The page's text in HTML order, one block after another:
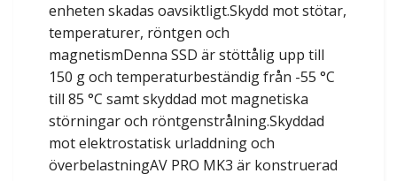
enheten skadas oavsiktligt.Skydd mot stötar,
temperaturer, röntgen och
magnetismDenna SSD är stöttålig upp till
150 g och temperaturbeständig från -55 °C
till 85 °C samt skyddad mot magnetiska
störningar och röntgenstrålning.Skyddad
mot elektrostatisk urladdning och
överbelastningAV PRO MK3 är konstruerad